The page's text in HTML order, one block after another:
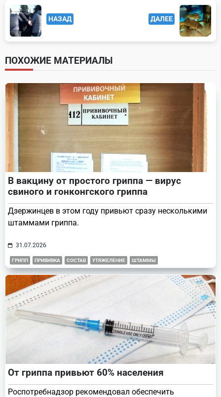
<span
class="nav-
subtitle
screen-
reader-
text">Page</span>
НАЗАД ДАЛЕЕ
ПОХОЖИЕ МАТЕРИАЛЫ
В вакцину от простого гриппа — вирус
свиного и гонконгского гриппа
Дзержинцев в этом году привьют сразу несколькими
штаммами гриппа.
31.07.2026
ГРИПП ПРИВИВКА СОСТАВ УТЯЖЕЛЕНИЕ ШТАММЫ
От гриппа привьют 60% населения
Роспотребнадзор рекомендовал обеспечить